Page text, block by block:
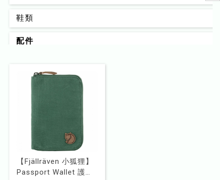
鞋類
配件
男款
器材裝備
【Fjällräven 小狐狸】
Passport Wallet 護照